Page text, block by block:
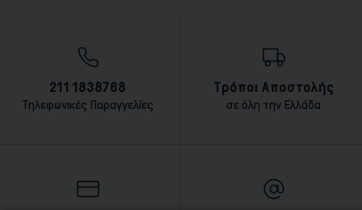
211 1838768
Τηλεφωνικές Παραγγελίες
Τρόποι Αποστολής
σε όλη την Ελλάδα